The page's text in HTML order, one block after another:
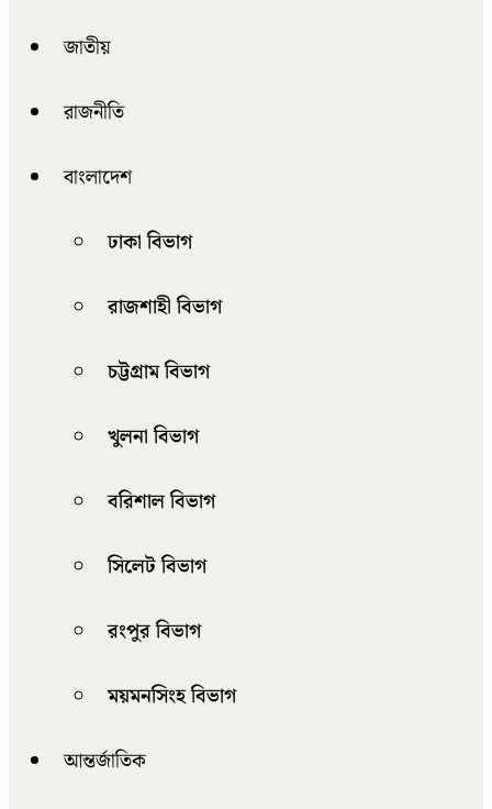
জাতীয়
রাজনীতি
বাংলাদেশ
ঢাকা বিভাগ
রাজশাহী বিভাগ
চট্টগ্রাম বিভাগ
খুলনা বিভাগ
বরিশাল বিভাগ
সিলেট বিভাগ
রংপুর বিভাগ
ময়মনসিংহ বিভাগ
আন্তর্জাতিক